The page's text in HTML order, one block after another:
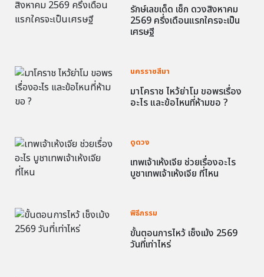
รักษ์เลขเด็ด เช็ก ดวงสิงหาคม
2569 ครึ่งเดือนแรกใครจะเป็น
เศรษฐี
นครราชสีมา
มาโคราช ไหว้ย่าโม ขอพรเรื่อง
อะไร และข้อไหนที่ห้ามขอ ?
ดูดวง
เทพเจ้าเห้งเจีย ช่วยเรื่องอะไร
บูชาเทพเจ้าเห้งเจีย ที่ไหน
พิธีกรรม
ขั้นตอนการไหว้ เช็งเม้ง 2569
วันที่เท่าไหร่